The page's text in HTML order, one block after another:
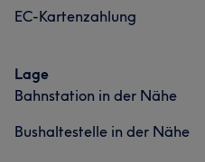
EC-Kartenzahlung
Lage
Bahnstation in der Nähe
Bushaltestelle in der Nähe